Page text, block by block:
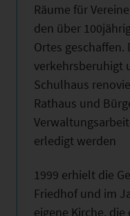
Räume für
den über
Ortes
verkehrsberuhigt
Schulhaus
Rathaus und
erledigt werden
1999 erhielt die
Friedhof und im
eigene Kirche,